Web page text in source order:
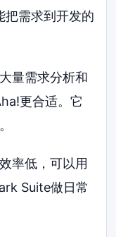
把需求到开发的
量需求分析和
更合适。它
率低，可以用
Suite做日常